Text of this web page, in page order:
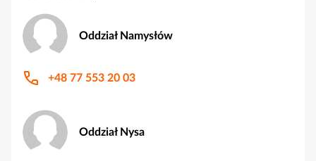
Oddział Namysłów
+48 77 553 20 03
Oddział Nysa